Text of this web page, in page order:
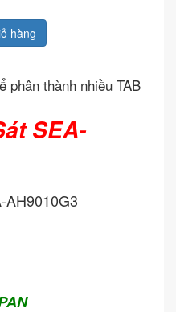
hàng
phân thành nhiều TAB
SEA-
AH9010G3